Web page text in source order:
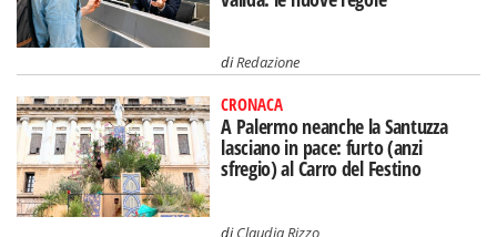
diRedazione
CRONACA
A Palermo neanche la Santuzza
lasciano in pace: furto (anzi
sfregio) al Carro del Festino
diClaudia Rizzo